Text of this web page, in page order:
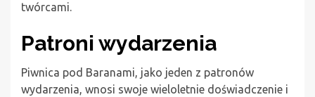
twórcami.
Patroni wydarzenia
Piwnica pod Baranami, jako jeden z patronów
wydarzenia, wnosi swoje wieloletnie doświadczenie i